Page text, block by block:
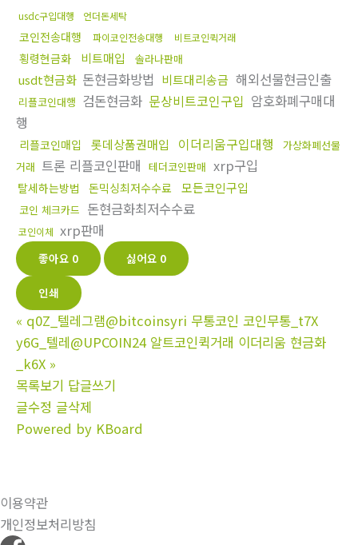
usdc구입대행 언더돈세탁
코인전송대행 파이코인전송대행 비트코인퀵거래
횡령현금화 비트매입 솔라나판매
usdt현금화 돈현금화방법 비트대리송금 해외선물현금인출
리플코인대행 검돈현금화 문상비트코인구입 암호화폐구매대
행
리플코인매입 롯데상품권매입 이더리움구입대행
가상화폐선물
거래 트론 리플코인판매 테더코인판매 xrp구입
탈세하는방법 돈믹싱최저수수료 모든코인구입
코인 체크카드 돈현금화최저수수료
코인이체 xrp판매
좋아요 0 싫어요 0
인쇄
« q0Z_텔레그램@bitcoinsyri 무통코인 코인무통_t7X
y6G_텔레@UPCOIN24 알트코인퀵거래 이더리움 현금화
_k6X »
목록보기 답글쓰기
글수정 글삭제
Powered by KBoard
이용약관
개인정보처리방침